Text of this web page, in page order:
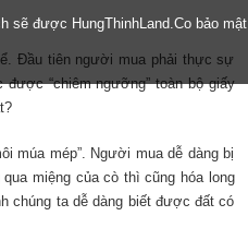
Đầu tiên người mua phải thực sự
“chiêm ngưỡng” toàn bộ giấy
múa mép”. Người mua dễ dàng bị
miệng của cò thì cũng hóa long
chúng ta dễ dàng biết được đất có
sẽ được HungThinhLand.Co bảo mật